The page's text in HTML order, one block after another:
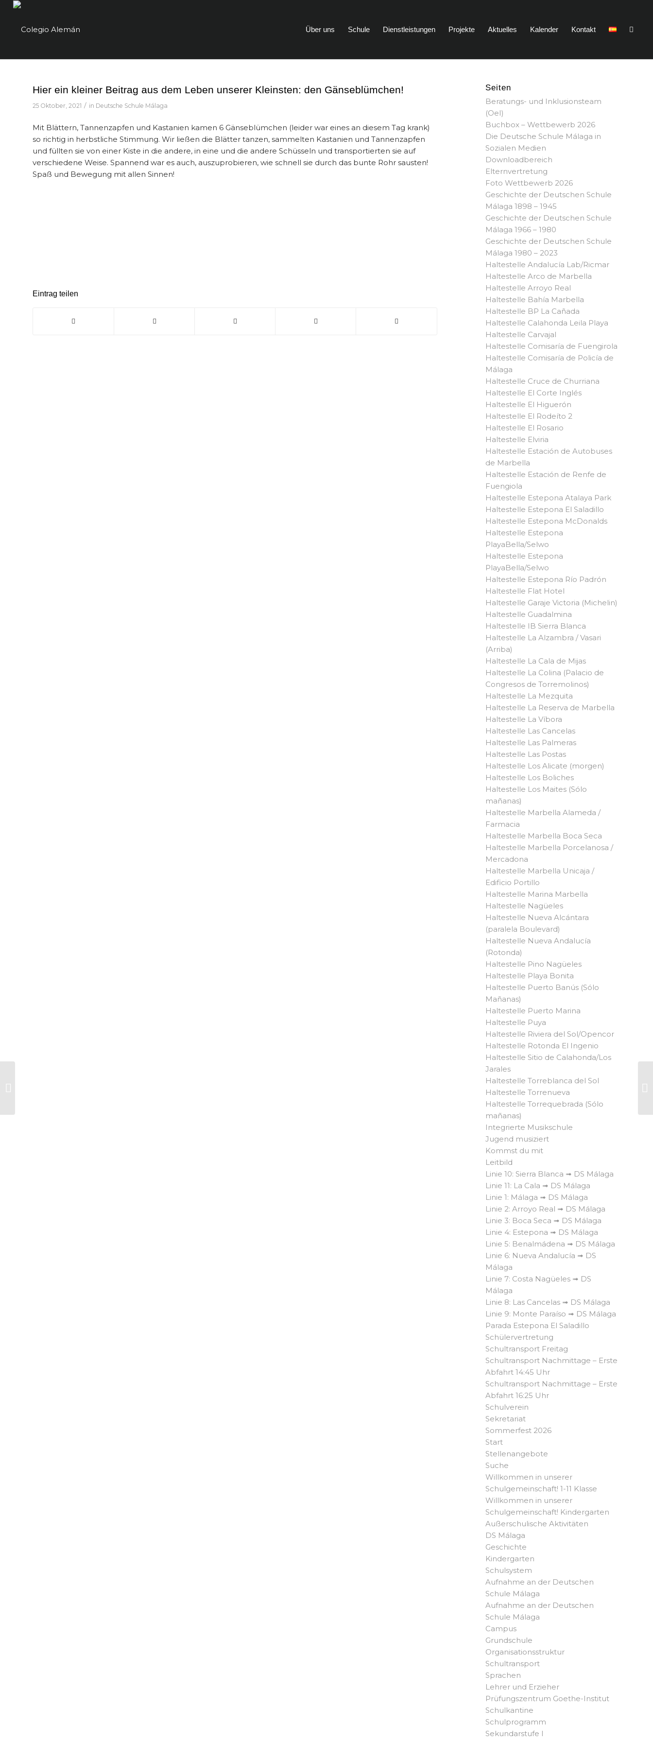
Über uns Schule Dienstleistungen Projekte Aktuelles Kalender Kontakt
Hier ein kleiner Beitrag aus dem Leben unserer Kleinsten: den Gänseblümchen!
25 Oktober, 2021 / in Deutsche Schule Málaga
Mit Blättern, Tannenzapfen und Kastanien kamen 6 Gänseblümchen (leider war eines an diesem Tag krank)
so richtig in herbstliche Stimmung. Wir ließen die Blätter tanzen, sammelten Kastanien und Tannenzapfen
und füllten sie von einer Kiste in die andere, in eine und die andere Schüsseln und transportierten sie auf
verschiedene Weise. Spannend war es auch, auszuprobieren, wie schnell sie durch das bunte Rohr sausten!
Spaß und Bewegung mit allen Sinnen!
Eintrag teilen
Seiten
Beratungs- und Inklusionsteam
(OeI)
Buchbox – Wettbewerb 2026
Die Deutsche Schule Málaga in
Sozialen Medien
Downloadbereich
Elternvertretung
Foto Wettbewerb 2026
Geschichte der Deutschen Schule
Málaga 1898 – 1945
Geschichte der Deutschen Schule
Málaga 1966 – 1980
Geschichte der Deutschen Schule
Málaga 1980 – 2023
Haltestelle Andalucía Lab/Ricmar
Haltestelle Arco de Marbella
Haltestelle Arroyo Real
Haltestelle Bahía Marbella
Haltestelle BP La Cañada
Haltestelle Calahonda Leila Playa
Haltestelle Carvajal
Haltestelle Comisaría de Fuengirola
Haltestelle Comisaría de Policía de
Málaga
Haltestelle Cruce de Churriana
Haltestelle El Corte Inglés
Haltestelle El Higuerón
Haltestelle El Rodeíto 2
Haltestelle El Rosario
Haltestelle Elviria
Haltestelle Estación de Autobuses
de Marbella
Haltestelle Estación de Renfe de
Fuengiola
Haltestelle Estepona Atalaya Park
Haltestelle Estepona El Saladillo
Haltestelle Estepona McDonalds
Haltestelle Estepona
PlayaBella/Selwo
Haltestelle Estepona
PlayaBella/Selwo
Haltestelle Estepona Río Padrón
Haltestelle Flat Hotel
Haltestelle Garaje Victoria (Michelin)
Haltestelle Guadalmina
Haltestelle IB Sierra Blanca
Haltestelle La Alzambra / Vasari
(Arriba)
Haltestelle La Cala de Mijas
Haltestelle La Colina (Palacio de
Congresos de Torremolinos)
Haltestelle La Mezquita
Haltestelle La Reserva de Marbella
Haltestelle La Víbora
Haltestelle Las Cancelas
Haltestelle Las Palmeras
Haltestelle Las Postas
Haltestelle Los Alicate (morgen)
Haltestelle Los Boliches
Haltestelle Los Maites (Sólo
mañanas)
Haltestelle Marbella Alameda /
Farmacia
Haltestelle Marbella Boca Seca
Haltestelle Marbella Porcelanosa /
Mercadona
Haltestelle Marbella Unicaja /
Edificio Portillo
Haltestelle Marina Marbella
Haltestelle Nagüeles
Haltestelle Nueva Alcántara
(paralela Boulevard)
Haltestelle Nueva Andalucía
(Rotonda)
Haltestelle Pino Nagüeles
Haltestelle Playa Bonita
Haltestelle Puerto Banús (Sólo
Mañanas)
Haltestelle Puerto Marina
Haltestelle Puya
Haltestelle Riviera del Sol/Opencor
Haltestelle Rotonda El Ingenio
Haltestelle Sitio de Calahonda/Los
Jarales
Haltestelle Torreblanca del Sol
Haltestelle Torrenueva
Haltestelle Torrequebrada (Sólo
mañanas)
Integrierte Musikschule
Jugend musiziert
Kommst du mit
Leitbild
Linie 10: Sierra Blanca ➟ DS Málaga
Linie 11: La Cala ➟ DS Málaga
Linie 1: Málaga ➟ DS Málaga
Linie 2: Arroyo Real ➟ DS Málaga
Linie 3: Boca Seca ➟ DS Málaga
Linie 4: Estepona ➟ DS Málaga
Linie 5: Benalmádena ➟ DS Málaga
Linie 6: Nueva Andalucía ➟ DS
Málaga
Linie 7: Costa Nagüeles ➟ DS
Málaga
Linie 8: Las Cancelas ➟ DS Málaga
Linie 9: Monte Paraíso ➟ DS Málaga
Parada Estepona El Saladillo
Schülervertretung
Schultransport Freitag
Schultransport Nachmittage – Erste
Abfahrt 14:45 Uhr
Schultransport Nachmittage – Erste
Abfahrt 16:25 Uhr
Schulverein
Sekretariat
Sommerfest 2026
Start
Stellenangebote
Suche
Willkommen in unserer
Schulgemeinschaft! 1-11 Klasse
Willkommen in unserer
Schulgemeinschaft! Kindergarten
Außerschulische Aktivitäten
DS Málaga
Geschichte
Kindergarten
Schulsystem
Aufnahme an der Deutschen
Schule Málaga
Aufnahme an der Deutschen
Schule Málaga
Campus
Grundschule
Organisationsstruktur
Schultransport
Sprachen
Lehrer und Erzieher
Prüfungszentrum Goethe-Institut
Schulkantine
Schulprogramm
Sekundarstufe I